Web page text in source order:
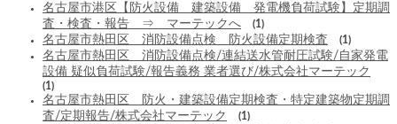
名古屋市港区【防火設備 建築設備 発電機負荷試験】定期調
査・検査・報告 ⇒ マーテックへ
(1)
名古屋市熱田区 消防設備点検 防火設備定期検査 (1)
名古屋市熱田区 消防設備点検/連結送水管耐圧試験/自家発電
設備 疑似負荷試験/報告義務 業者選び/株式会社マーテック
(1)
名古屋市熱田区 防火・建築設備定期検査・特定建築物定期調
査/定期報告/株式会社マーテック
(1)